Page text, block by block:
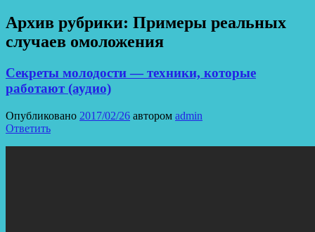
Архив рубрики: Примеры реальных
случаев омоложения
Секреты молодости — техники, которые
работают (аудио)
Опубликовано 2017/02/26 автором admin
Ответить